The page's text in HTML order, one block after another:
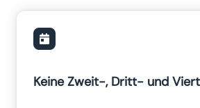
Keine Zweit-, Dritt- und